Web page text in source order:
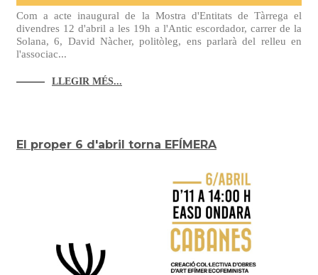
Com a acte inaugural de la Mostra d'Entitats de Tàrrega el
divendres 12 d'abril a les 19h a l'Antic escordador, carrer de la
Solana, 6, David Nàcher, politòleg, ens parlarà del relleu en
l'associac...
LLEGIR MÉS...
El proper 6 d'abril torna EFÍMERA